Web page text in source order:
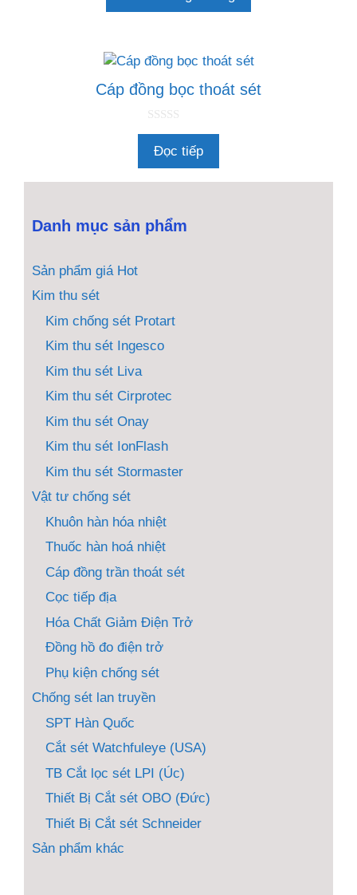
Cáp đồng bọc thoát sét
0
Đọc tiếp
Danh mục sản phẩm
Sản phẩm giá Hot
Kim thu sét
Kim chống sét Protart
Kim thu sét Ingesco
Kim thu sét Liva
Kim thu sét Cirprotec
Kim thu sét Onay
Kim thu sét IonFlash
Kim thu sét Stormaster
Vật tư chống sét
Khuôn hàn hóa nhiệt
Thuốc hàn hoá nhiệt
Cáp đồng trần thoát sét
Cọc tiếp địa
Hóa Chất Giảm Điện Trở
Đồng hồ đo điện trở
Phụ kiện chống sét
Chống sét lan truyền
SPT Hàn Quốc
Cắt sét Watchfuleye (USA)
TB Cắt lọc sét LPI (Úc)
Thiết Bị Cắt sét OBO (Đức)
Thiết Bị Cắt sét Schneider
Sản phẩm khác